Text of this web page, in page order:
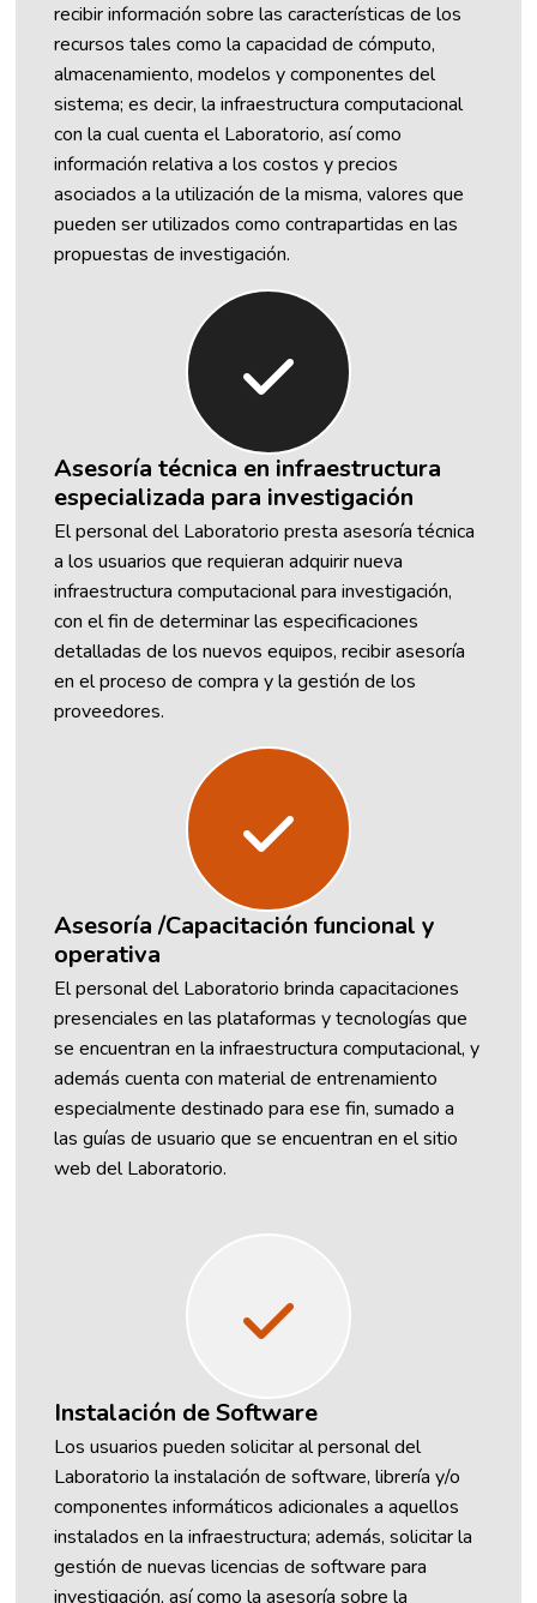
recibir información sobre las características de los
recursos tales como la capacidad de cómputo,
almacenamiento, modelos y componentes del
sistema; es decir, la infraestructura computacional
con la cual cuenta el Laboratorio, así como
información relativa a los costos y precios
asociados a la utilización de la misma, valores que
pueden ser utilizados como contrapartidas en las
propuestas de investigación.
Asesoría técnica en infraestructura
especializada para investigación
El personal del Laboratorio presta asesoría técnica
a los usuarios que requieran adquirir nueva
infraestructura computacional para investigación,
con el fin de determinar las especificaciones
detalladas de los nuevos equipos, recibir asesoría
en el proceso de compra y la gestión de los
proveedores.
Asesoría /Capacitación funcional y
operativa
El personal del Laboratorio brinda capacitaciones
presenciales en las plataformas y tecnologías que
se encuentran en la infraestructura computacional, y
además cuenta con material de entrenamiento
especialmente destinado para ese fin, sumado a
las guías de usuario que se encuentran en el sitio
web del Laboratorio.
Instalación de Software
Los usuarios pueden solicitar al personal del
Laboratorio la instalación de software, librería y/o
componentes informáticos adicionales a aquellos
instalados en la infraestructura; además, solicitar la
gestión de nuevas licencias de software para
investigación, así como la asesoría sobre la